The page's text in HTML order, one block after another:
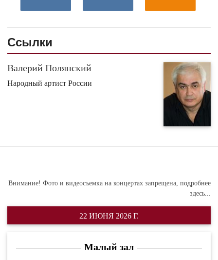
Ссылки
Валерий Полянский
Народный артист России
Внимание! Фото и видеосъемка на концертах запрещена, подробнее
здесь...
22 ИЮНЯ 2026 Г.
Малый зал